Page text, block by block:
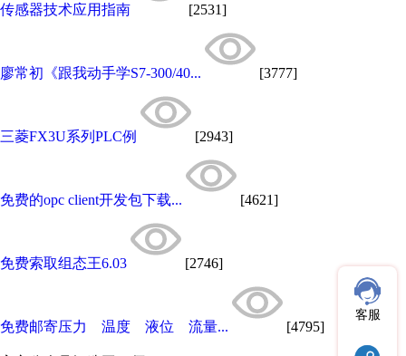
传感器技术应用指南 [2531]
廖常初《跟我动手学S7-300/40... [3777]
三菱FX3U系列PLC例 [2943]
免费的opc client开发包下载... [4621]
免费索取组态王6.03 [2746]
免费邮寄压力 温度 液位 流量... [4795]
客服